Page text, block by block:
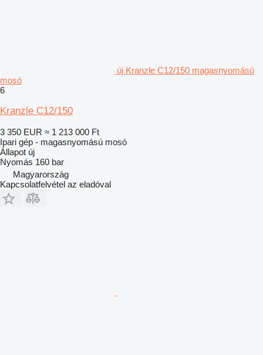
új Kranzle C12/150 magasnyomású
mosó
6
Kranzle C12/150
3 350 EUR ≈ 1 213 000 Ft
Ipari gép - magasnyomású mosó
Állapot új
Nyomás 160 bar
Magyarország
Kapcsolatfelvétel az eladóval